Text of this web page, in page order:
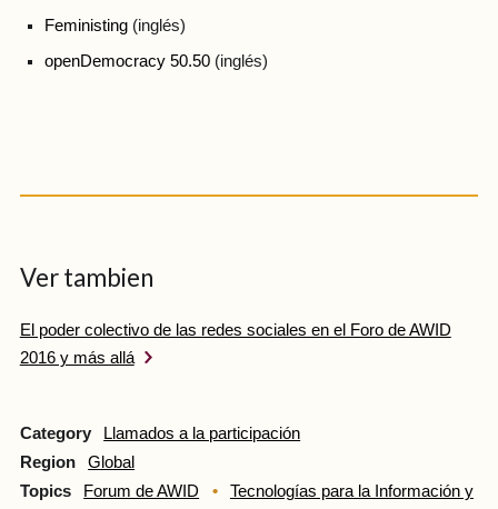
Feministing(inglés)
openDemocracy 50.50(inglés)
Ver tambien
El poder colectivo de las redes sociales en el Foro de AWID
2016 y más allá
Category
Llamados a la participación
Region
Global
Topics
Forum de AWID
Tecnologías para la Información y